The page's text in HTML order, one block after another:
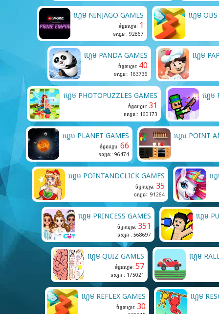
ហ្គេម NINJAGO GAMES
ចំនួនហ្គេម: 1
ទស្សនៈ: 92867
ហ្គេម
ហ្គេម PANDA GAMES
ចំនួនហ្គេម: 40
ទស្សនៈ: 163736
ហ្គេម
ហ្គេម PHOTOPUZZLES GAMES
ចំនួនហ្គេម: 31
ទស្សនៈ: 160173
ហ្គេម
ហ្គេម PLANET GAMES
ចំនួនហ្គេម: 66
ទស្សនៈ: 96474
ហ្គេម POINT
ហ្គេម POINTANDCLICK GAMES
ចំនួនហ្គេម: 35
ទស្សនៈ: 91264
ហ្គ
ហ្គេម PRINCESS GAMES
ចំនួនហ្គេម: 351
ទស្សនៈ: 568697
ហ្គេម
ហ្គេម QUIZ GAMES
ចំនួនហ្គេម: 57
ទស្សនៈ: 175021
ហ្គេម
ហ្គេម REFLEX GAMES
ចំនួនហ្គេម: 30
ហ្គេម